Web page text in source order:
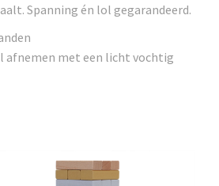
Spanning én lol gegarandeerd.
afnemen met een licht vochtig